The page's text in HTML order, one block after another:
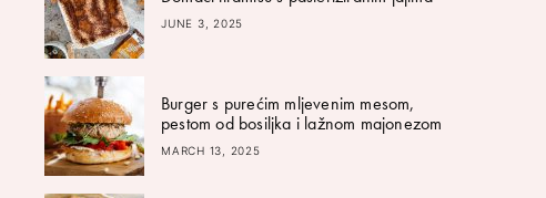
JUNE 3, 2025
Burger s purećim mljevenim mesom,
pestom od bosiljka i lažnom majonezom
MARCH 13, 2025